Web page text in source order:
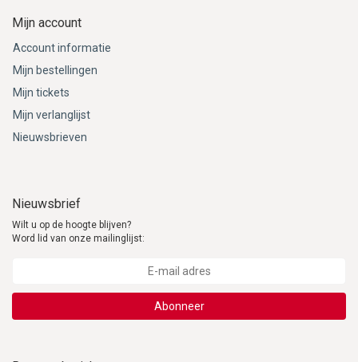
Mijn account
Account informatie
Mijn bestellingen
Mijn tickets
Mijn verlanglijst
Nieuwsbrieven
Nieuwsbrief
Wilt u op de hoogte blijven?
Word lid van onze mailinglijst:
Abonneer